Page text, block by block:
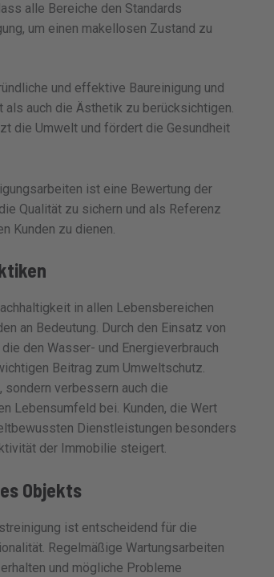
alle Bereiche den Standards
um einen makellosen Zustand zu
und effektive Baureinigung und
auch die Ästhetik zu berücksichtigen.
die Umwelt und fördert die Gesundheit
ist eine Bewertung der
Qualität zu sichern und als Referenz
Kunden zu dienen.
in allen Lebensbereichen
an Bedeutung. Durch den Einsatz von
den Wasser- und Energieverbrauch
Beitrag zum Umweltschutz.
sondern verbessern auch die
Lebensumfeld bei. Kunden, die Wert
Dienstleistungen besonders
der Immobilie steigert.
Objekts
ist entscheidend für die
Regelmäßige Wartungsarbeiten
und mögliche Probleme